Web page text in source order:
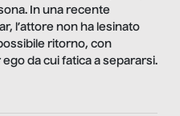
In una recente
l’attore non ha lesinato
ritorno, con
da cui fatica a separarsi.